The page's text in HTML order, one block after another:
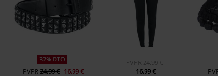
32% DTO
PVPR24,99 € 16,99 €
PVPR 24,99 €
16,99 €